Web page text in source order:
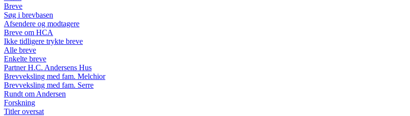
Breve
Søg i brevbasen
Afsendere og modtagere
Breve om HCA
Ikke tidligere trykte breve
Alle breve
Enkelte breve
Partner H.C. Andersens Hus
Brevveksling med fam. Melchior
Brevveksling med fam. Serre
Rundt om Andersen
Forskning
Titler oversat